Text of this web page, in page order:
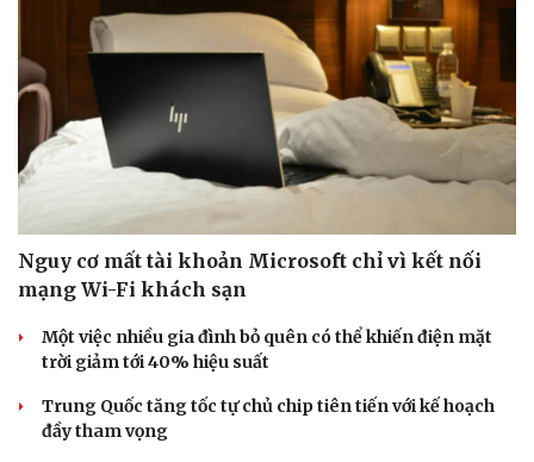
Doanh nghiệp
Nguy cơ mất tài khoản Microsoft chỉ vì kết nối
mạng Wi-Fi khách sạn
Một việc nhiều gia đình bỏ quên có thể khiến điện mặt
trời giảm tới 40% hiệu suất
Trung Quốc tăng tốc tự chủ chip tiên tiến với kế hoạch
đầy tham vọng